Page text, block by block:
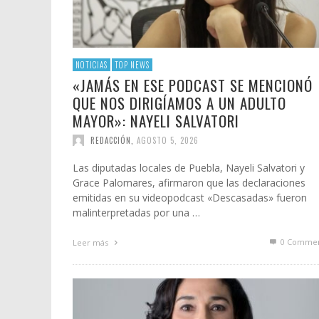
«JAMÁS EN ESE PODCAST SE MENCIONÓ QUE
NOS DIRIGÍAMOS A UN ADULTO MAYOR»:
SALVATORI
REDACCIÓN AGOSTO 5, 2026
LOS RETOS DE «CAMBIAR LA CUCHARA POR LA
COMPUTADORA» SIN PERDER LA ESENCIA, ANA
MARÍA ARROYO
TONANZI GRANADOS , MAYO 9, 2026
FIRMEZA Y DIGNIDAD: POR QUÉ NECESITAS TU
ENOJO
REDACCIÓN, JUNIO 30, 2026
CASTILLOS DE ARENA
TERESA ITURRIAGA OSA
MODA VS. LOGÍSTICA: EL ‘TALLE PERFECTO’
REDEFINE LA RENTABILIDAD DEL ECOMMERCE EN
MÉXICO
REDACCIÓN JULIO 14, 2026
NOTICIAS TOP NEWS
«JAMÁS EN ESE PODCAST SE MENCIONÓ
QUE NOS DIRIGÍAMOS A UN ADULTO
MAYOR»: NAYELI SALVATORI
REDACCIÓN AGOSTO 5, 2026
Las diputadas locales de Puebla, Nayeli Salvatori y
Grace Palomares, afirmaron que las declaraciones
emitidas en su videopodcast «Descasadas» fueron
malinterpretadas por una …
Leer más 0